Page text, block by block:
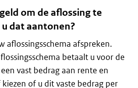
om de aflossing te
dat aantonen?
aflossingsschema afspreken.
betaalt u voor de
vast bedrag aan rente en
of u dit vaste bedrag per